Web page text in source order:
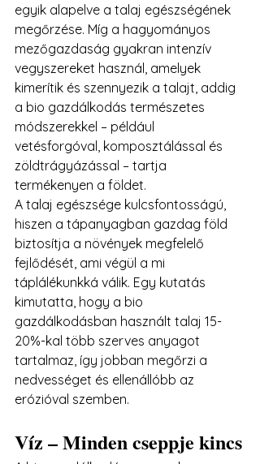
egyik alapelve a talaj egészségének
megőrzése. Míg a hagyományos
mezőgazdaság gyakran intenzív
vegyszereket használ, amelyek
kimerítik és szennyezik a talajt, addig
a bio gazdálkodás természetes
módszerekkel – például
vetésforgóval, komposztálással és
zöldtrágyázással – tartja
termékenyen a földet.
A talaj egészsége kulcsfontosságú,
hiszen a tápanyagban gazdag föld
biztosítja a növények megfelelő
fejlődését, ami végül a mi
táplálékunkká válik. Egy kutatás
kimutatta, hogy a bio
gazdálkodásban használt talaj 15-
20%-kal több szerves anyagot
tartalmaz, így jobban megőrzi a
nedvességet és ellenállóbb az
erózióval szemben.
Víz – Minden cseppje kincs